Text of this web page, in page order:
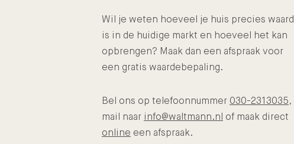
Wil je weten hoeveel je huis precies waard
is in de huidige markt en hoeveel het kan
opbrengen? Maak dan een afspraak voor
een gratis waardebepaling.
Bel ons op telefoonnummer 030-2313035,
mail naar info@waltmann.nl of maak direct
online een afspraak.